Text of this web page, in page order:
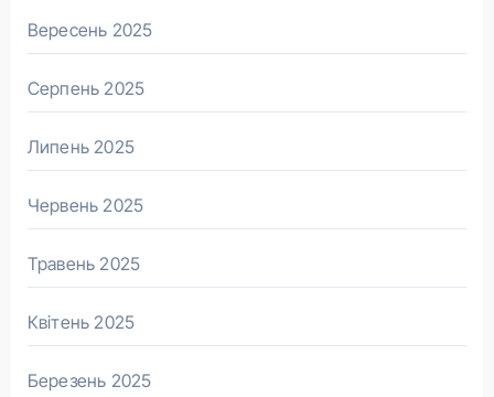
Вересень 2025
Серпень 2025
Липень 2025
Червень 2025
Травень 2025
Квітень 2025
Березень 2025